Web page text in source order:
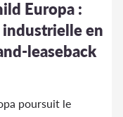
Europa :
en
leaseback
poursuit le